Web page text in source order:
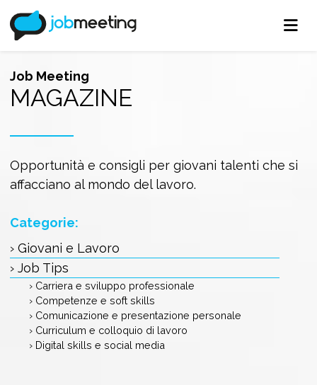
Job Meeting
MAGAZINE
Opportunità e consigli per giovani talenti che si
affacciano al mondo del lavoro.
Categorie:
› Giovani e Lavoro
› Job Tips
› Carriera e sviluppo professionale
› Competenze e soft skills
› Comunicazione e presentazione personale
› Curriculum e colloquio di lavoro
› Digital skills e social media